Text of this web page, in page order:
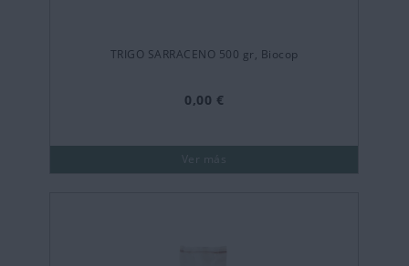
TRIGO SARRACENO 500 gr, Biocop
0,00 €
Ver más